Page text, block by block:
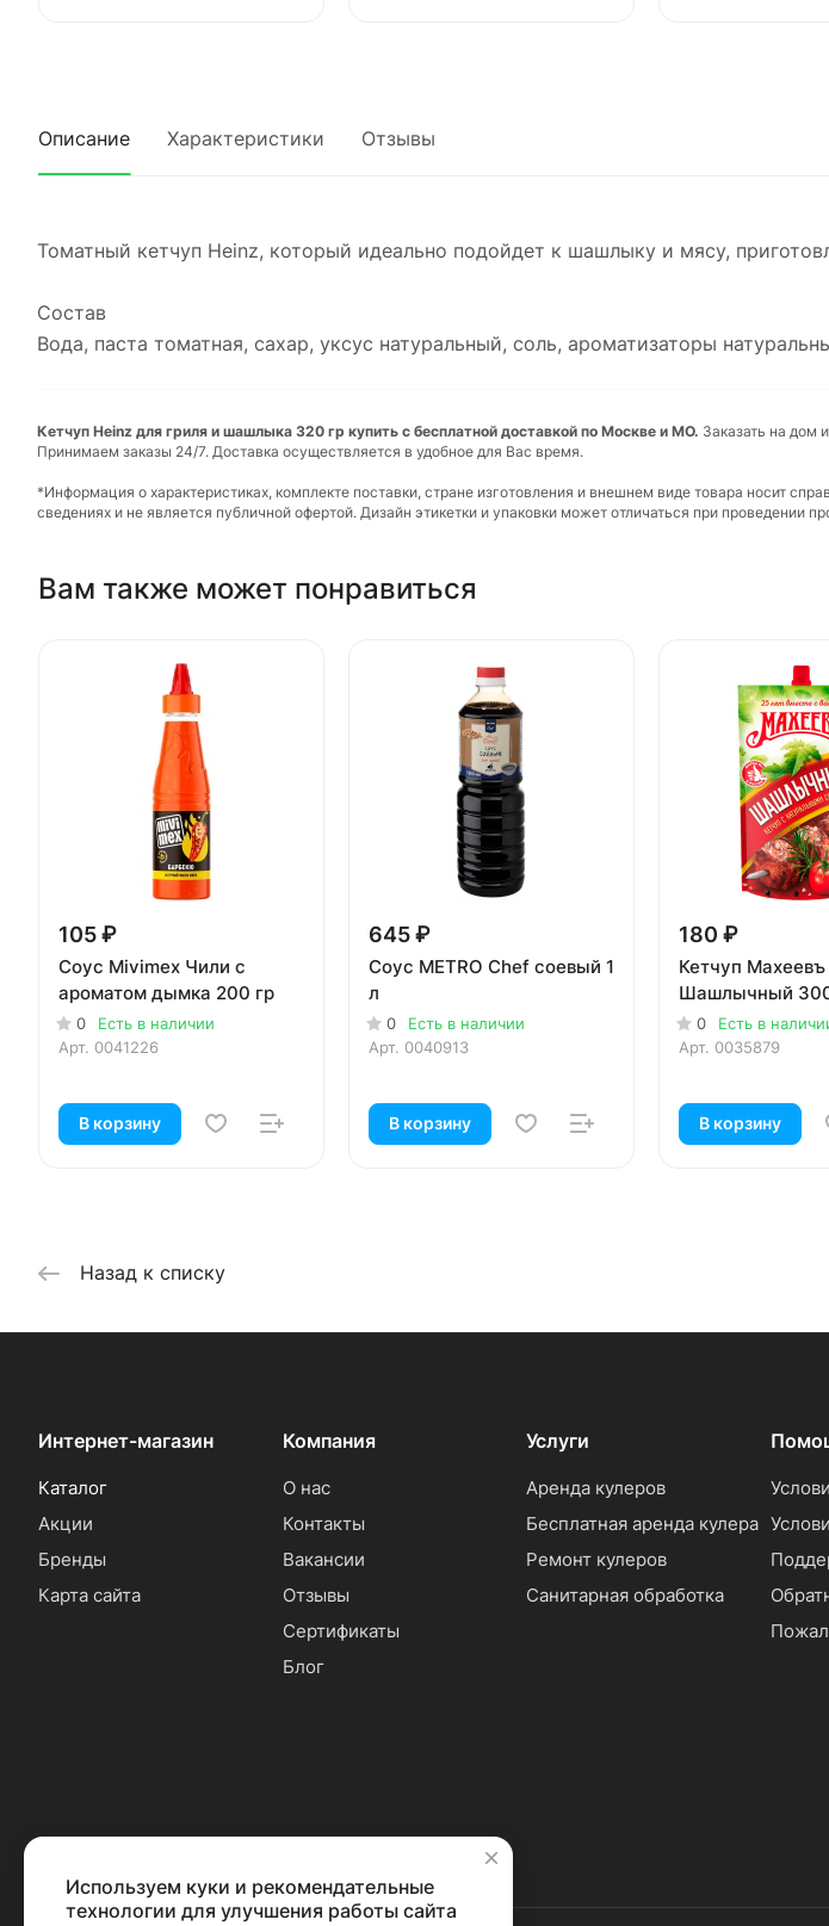
Описание Характеристики Отзывы
Томатный кетчуп Heinz, который идеально подойдет к шашлыку и мясу,
Состав
Вода, паста томатная, сахар, уксус натуральный, соль, ароматизаторы
Кетчуп Heinz для гриля и шашлыка 320 гр купить с бесплатной доставкой по Москве и МО. Заказать на дом
Принимаем заказы 24/7. Доставка осуществляется в удобное для Вас время.
*Информация о характеристиках, комплекте поставки, стране изготовления и внешнем виде товара носит
сведениях и не является публичной офертой. Дизайн этикетки и упаковки может отличаться при проведении
Вам также может понравиться
105 ₽
Соус Mivimex Чили с
ароматом дымка 200 гр
0
Есть в наличии
Арт. 0041226
В корзину
645 ₽
Соус METRO Chef соевый 1
л
0
Есть в наличии
Арт. 0040913
В корзину
180 ₽
Кетчуп Махеевъ
Шашлычный
0
Есть в
Арт. 0035879
В корзину
Назад к списку
Интернет-магазин
Каталог
Акции
Бренды
Карта сайта
Компания
О нас
Контакты
Вакансии
Отзывы
Сертификаты
Блог
Услуги
Аренда кулеров
Бесплатная аренда кулера
Ремонт кулеров
Санитарная обработка
✕
Используем куки и рекомендательные
технологии для улучшения работы сайта